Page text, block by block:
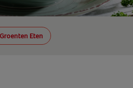
Groenten Eten